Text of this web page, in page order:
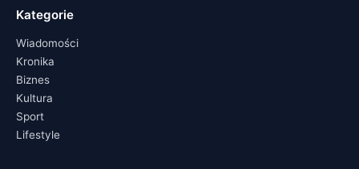
Kategorie
Wiadomości
Kronika
Biznes
Kultura
Sport
Lifestyle